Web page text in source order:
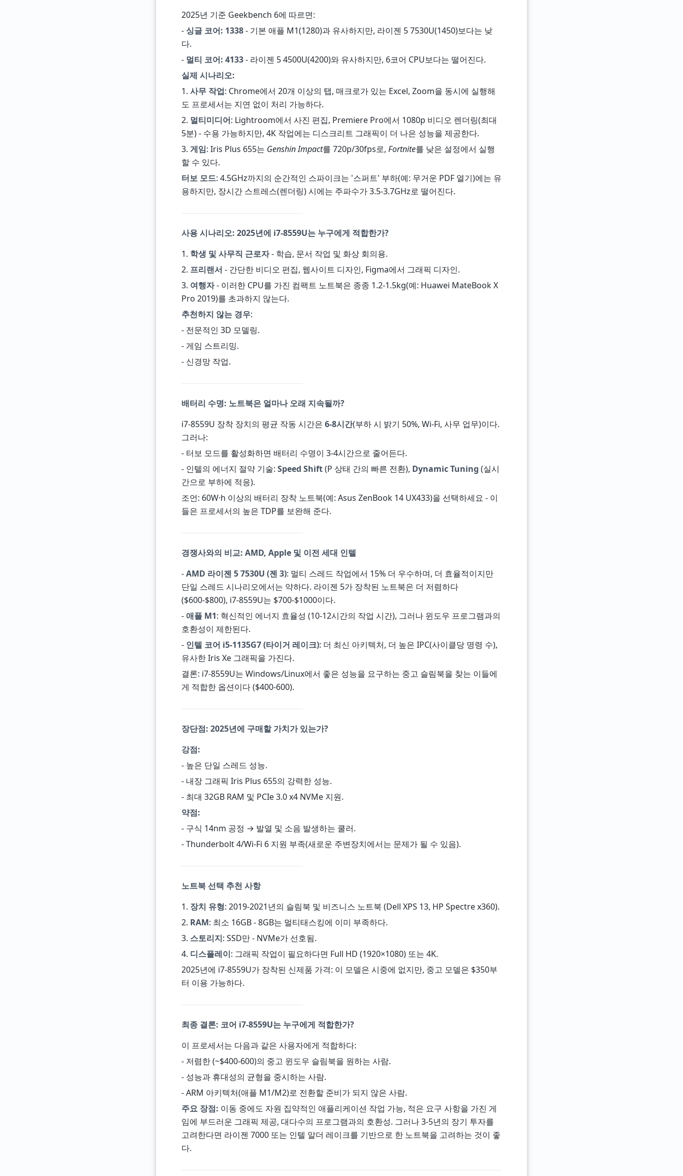
2025년 기준 Geekbench 6에 따르면:
- 싱글 코어: 1338- 기본 애플 M1(1280)과 유사하지만, 라이젠 5 7530U(1450)보다는 낮
다.
- 멀티 코어: 4133- 라이젠 5 4500U(4200)와 유사하지만, 6코어 CPU보다는 떨어진다.
실제 시나리오:
1. 사무 작업: Chrome에서 20개 이상의 탭, 매크로가 있는 Excel, Zoom을 동시에 실행해
도 프로세서는 지연 없이 처리 가능하다.
2. 멀티미디어: Lightroom에서 사진 편집, Premiere Pro에서 1080p 비디오 렌더링(최대
5분) - 수용 가능하지만, 4K 작업에는 디스크리트 그래픽이 더 나은 성능을 제공한다.
3. 게임: Iris Plus 655는 Genshin Impact를 720p/30fps로, Fortnite를 낮은 설정에서 실행
할 수 있다.
터보 모드: 4.5GHz까지의 순간적인 스파이크는 '스퍼트' 부하(예: 무거운 PDF 열기)에는 유
용하지만, 장시간 스트레스(렌더링) 시에는 주파수가 3.5-3.7GHz로 떨어진다.
사용 시나리오: 2025년에 i7-8559U는 누구에게 적합한가?
1. 학생 및 사무직 근로자- 학습, 문서 작업 및 화상 회의용.
2. 프리랜서 - 간단한 비디오 편집, 웹사이트 디자인, Figma에서 그래픽 디자인.
3. 여행자- 이러한 CPU를 가진 컴팩트 노트북은 종종 1.2-1.5kg(예: Huawei MateBook X
Pro 2019)를 초과하지 않는다.
추천하지 않는 경우:
- 전문적인 3D 모델링.
- 게임 스트리밍.
- 신경망 작업.
배터리 수명: 노트북은 얼마나 오래 지속될까?
i7-8559U 장착 장치의 평균 작동 시간은 6-8시간(부하 시 밝기 50%, Wi-Fi, 사무 업무)이다.
그러나:
- 터보 모드를 활성화하면 배터리 수명이 3-4시간으로 줄어든다.
- 인텔의 에너지 절약 기술: Speed Shift(P 상태 간의 빠른 전환), Dynamic Tuning (실시
간으로 부하에 적응).
조언: 60W·h 이상의 배터리 장착 노트북(예: Asus ZenBook 14 UX433)을 선택하세요 - 이
들은 프로세서의 높은 TDP를 보완해 준다.
경쟁사와의 비교: AMD, Apple 및 이전 세대 인텔
-AMD 라이젠 5 7530U (젠 3): 멀티 스레드 작업에서 15% 더 우수하며, 더 효율적이지만
단일 스레드 시나리오에서는 약하다. 라이젠 5가 장착된 노트북은 더 저렴하다
($600-$800), i7-8559U는 $700-$1000이다.
- 애플 M1: 혁신적인 에너지 효율성 (10-12시간의 작업 시간), 그러나 윈도우 프로그램과의
호환성이 제한된다.
- 인텔 코어 i5-1135G7 (타이거 레이크): 더 최신 아키텍처, 더 높은 IPC(사이클당 명령 수),
유사한 Iris Xe 그래픽을 가진다.
결론: i7-8559U는 Windows/Linux에서 좋은 성능을 요구하는 중고 슬림북을 찾는 이들에
게 적합한 옵션이다 ($400-600).
장단점: 2025년에 구매할 가치가 있는가?
강점:
- 높은 단일 스레드 성능.
- 내장 그래픽 Iris Plus 655의 강력한 성능.
- 최대 32GB RAM 및 PCIe 3.0 x4 NVMe 지원.
약점:
- 구식 14nm 공정 → 발열 및 소음 발생하는 쿨러.
- Thunderbolt 4/Wi-Fi 6 지원 부족(새로운 주변장치에서는 문제가 될 수 있음).
노트북 선택 추천 사항
1. 장치 유형: 2019-2021년의 슬림북 및 비즈니스 노트북 (Dell XPS 13, HP Spectre x360).
2. RAM: 최소 16GB - 8GB는 멀티태스킹에 이미 부족하다.
3. 스토리지: SSD만 - NVMe가 선호됨.
4. 디스플레이: 그래픽 작업이 필요하다면 Full HD (1920×1080) 또는 4K.
2025년에 i7-8559U가 장착된 신제품 가격: 이 모델은 시중에 없지만, 중고 모델은 $350부
터 이용 가능하다.
최종 결론: 코어 i7-8559U는 누구에게 적합한가?
이 프로세서는 다음과 같은 사용자에게 적합하다:
- 저렴한 (~$400-600)의 중고 윈도우 슬림북을 원하는 사람.
- 성능과 휴대성의 균형을 중시하는 사람.
- ARM 아키텍처(애플 M1/M2)로 전환할 준비가 되지 않은 사람.
주요 장점: 이동 중에도 자원 집약적인 애플리케이션 작업 가능, 적은 요구 사항을 가진 게
임에 부드러운 그래픽 제공, 대다수의 프로그램과의 호환성. 그러나 3-5년의 장기 투자를
고려한다면 라이젠 7000 또는 인텔 알더 레이크를 기반으로 한 노트북을 고려하는 것이 좋
다.